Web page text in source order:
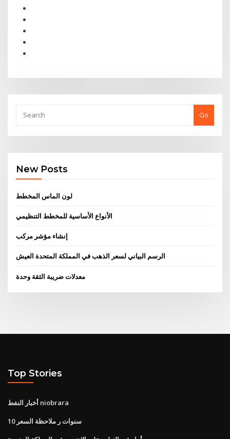
Go
New Posts
لون الماس المخطط
الأنواع الأساسية للمخطط التنظيمي
إنشاء مؤشر مركب
الرسم البياني لسعر الذهب في المملكة المتحدة العيش
معدلات ضريبة الثقة وحدة
Top Stories
أخبار النفط niobrara
10 سنوات ر ملاحظة السعر